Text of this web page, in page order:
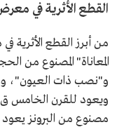
القطع الأثرية في
من أبرز القطع الأثرية
و"نصب ذات العيون"،
ويعود للقرن الخامس
مصنوع من البرونز يعود